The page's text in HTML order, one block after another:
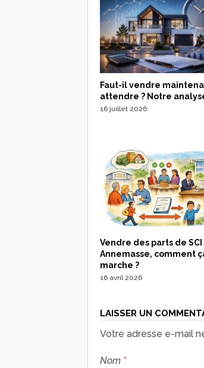
Faut-il vendre
attendre ? Notre
16 juillet 2026
Vendre des parts de SCI
Annemasse, comment
marche ?
16 avril 2026
LAISSER UN
Votre adresse e-mail
Nom *